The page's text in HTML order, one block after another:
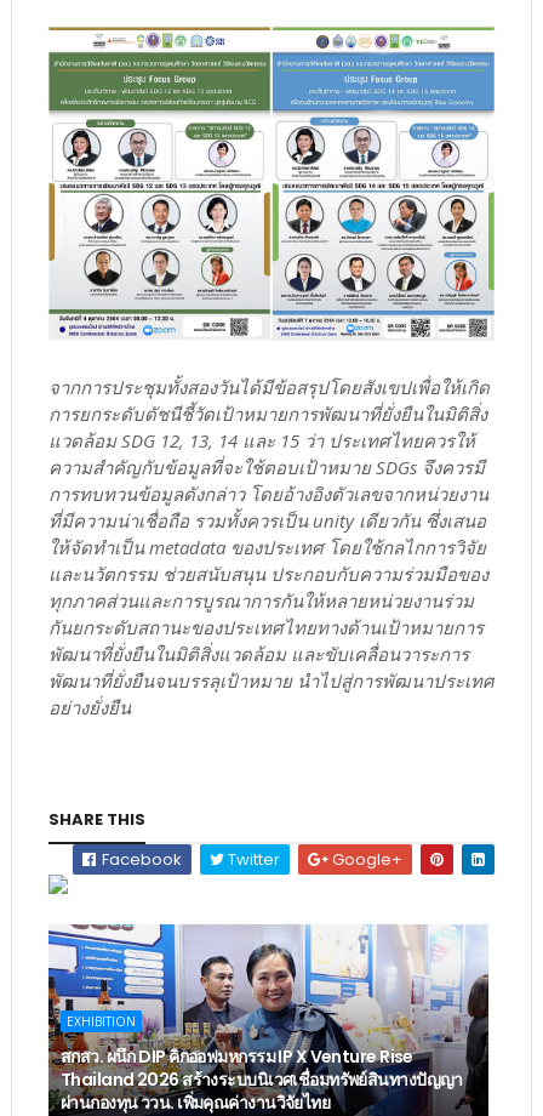
จากการประชุมทั้งสองวันได้มีข้อสรุปโดยสังเขปเพื่อให้เกิด
การยกระดับดัชนีชี้วัดเป้าหมายการพัฒนาที่ยั่งยืนในมิติสิ่ง
แวดล้อม SDG 12, 13, 14 และ 15 ว่า ประเทศไทยควรให้
ความสำคัญกับข้อมูลที่จะใช้ตอบเป้าหมาย SDGs จึงควรมี
การทบทวนข้อมูลดังกล่าว โดยอ้างอิงตัวเลขจากหน่วยงาน
ที่มีความน่าเชื่อถือ รวมทั้งควรเป็น unity เดียวกัน ซึ่งเสนอ
ให้จัดทำเป็น metadata ของประเทศ โดยใช้กลไกการวิจัย
และนวัตกรรม ช่วยสนับสนุน ประกอบกับความร่วมมือของ
ทุกภาคส่วนและการบูรณาการกันให้หลายหน่วยงานร่วม
กันยกระดับสถานะของประเทศไทยทางด้านเป้าหมายการ
พัฒนาที่ยั่งยืนในมิติสิ่งแวดล้อม และขับเคลื่อนวาระการ
พัฒนาที่ยั่งยืนจนบรรลุเป้าหมาย นำไปสู่การพัฒนาประเทศ
อย่างยั่งยืน
SHARE THIS
Facebook
Twitter Google+
EXHIBITION
สกสว. ผนึก DIP คิกออฟมหกรรม IP X Venture Rise
Thailand 2026 สร้างระบบนิเวศเชื่อมทรัพย์สินทางปัญญา
ผ่านกองทุน ววน. เพิ่มคุณค่างานวิจัยไทย